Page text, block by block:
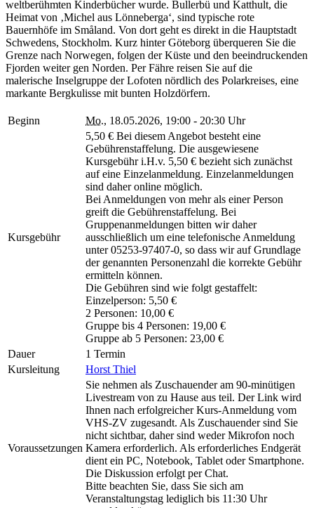
weltberühmten Kinderbücher wurde. Bullerbü und Katthult, die
Heimat von ‚Michel aus Lönneberga‘, sind typische rote
Bauernhöfe im Småland. Von dort geht es direkt in die Hauptstadt
Schwedens, Stockholm. Kurz hinter Göteborg überqueren Sie die
Grenze nach Norwegen, folgen der Küste und den beeindruckenden
Fjorden weiter gen Norden. Per Fähre reisen Sie auf die
malerische Inselgruppe der Lofoten nördlich des Polarkreises, eine
markante Bergkulisse mit bunten Holzdörfern.
Beginn Mo., 18.05.2026, 19:00 - 20:30 Uhr
Kursgebühr
5,50 € Bei diesem Angebot besteht eine
Gebührenstaffelung. Die ausgewiesene
Kursgebühr i.H.v. 5,50 € bezieht sich zunächst
auf eine Einzelanmeldung. Einzelanmeldungen
sind daher online möglich.
Bei Anmeldungen von mehr als einer Person
greift die Gebührenstaffelung. Bei
Gruppenanmeldungen bitten wir daher
ausschließlich um eine telefonische Anmeldung
unter 05253-97407-0, so dass wir auf Grundlage
der genannten Personenzahl die korrekte Gebühr
ermitteln können.
Die Gebühren sind wie folgt gestaffelt:
Einzelperson: 5,50 €
2 Personen: 10,00 €
Gruppe bis 4 Personen: 19,00 €
Gruppe ab 5 Personen: 23,00 €
Dauer
1 Termin
Kursleitung
Horst Thiel
Voraussetzungen
Sie nehmen als Zuschauender am 90-minütigen
Livestream von zu Hause aus teil. Der Link wird
Ihnen nach erfolgreicher Kurs-Anmeldung vom
VHS-ZV zugesandt. Als Zuschauender sind Sie
nicht sichtbar, daher sind weder Mikrofon noch
Kamera erforderlich. Als erforderliches Endgerät
dient ein PC, Notebook, Tablet oder Smartphone.
Die Diskussion erfolgt per Chat.
Bitte beachten Sie, dass Sie sich am
Veranstaltungstag lediglich bis 11:30 Uhr